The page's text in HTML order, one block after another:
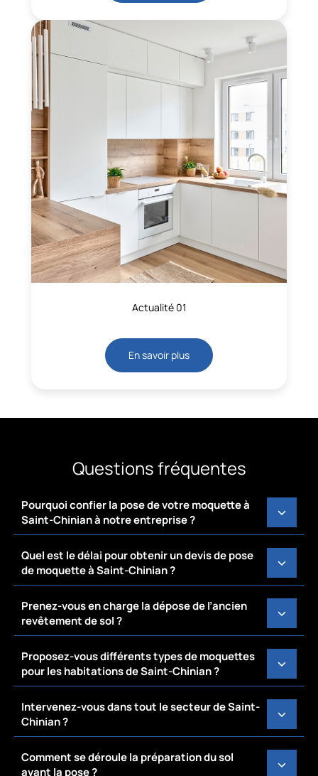
Actualité 01
En savoir plus
Questions fréquentes
Pourquoi confier la pose de votre moquette à
Saint-Chinian à notre entreprise ?
Quel est le délai pour obtenir un devis de pose
de moquette à Saint-Chinian ?
Prenez-vous en charge la dépose de l’ancien
revêtement de sol ?
Proposez-vous différents types de moquettes
pour les habitations de Saint-Chinian ?
Intervenez-vous dans tout le secteur de Saint-
Chinian ?
Comment se déroule la préparation du sol
avant la pose ?